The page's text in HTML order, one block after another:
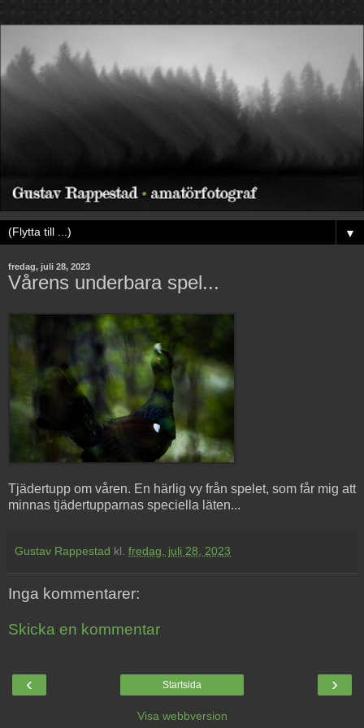
▼
fredag, juli 28, 2023
Vårens underbara spel...
Tjädertupp om våren. En härlig vy från spelet, som får mig att
minnas tjädertupparnas speciella läten...
Gustav Rappestad kl. fredag, juli 28, 2023
Inga kommentarer:
Skicka en kommentar
‹ ›
Startsida
Visa webbversion